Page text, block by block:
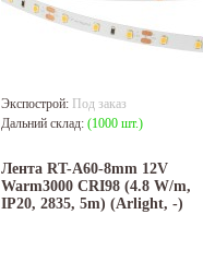
Экспострой: Под заказ
Дальний склад: (1000 шт.)
Лента RT-A60-8mm 12V
Warm3000 CRI98 (4.8 W/m,
IP20, 2835, 5m) (Arlight, -)